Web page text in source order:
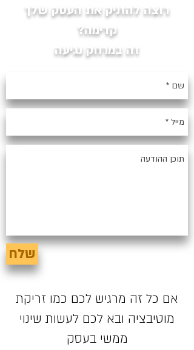
רוצה להזניק את העסק שלך
קדימה?
זה במרחק נגיעה
אם כל זה מרגיש לכם כמו זריקת
מוטיבציה ובא לכם לעשות שינוי
ממשי בעסק
שלח